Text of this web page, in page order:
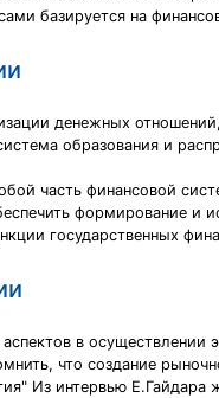
базируется на
денежных
образования и
часть финансовой
формирование
государственных
в осуществлении
что создание
Из интервью